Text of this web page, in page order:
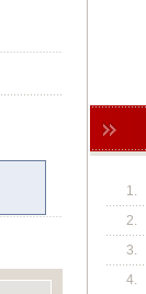
1.
2.
3.
4.